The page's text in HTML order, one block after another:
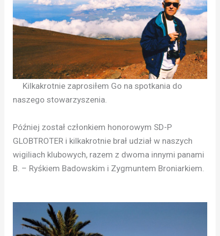
Kilkakrotnie zaprosiłem Go na spotkania do
naszego stowarzyszenia.
Później został członkiem honorowym SD-P
GLOBTROTER i kilkakrotnie brał udział w naszych
wigiliach klubowych, razem z dwoma innymi panami
B. – Ryśkiem Badowskim i Zygmuntem Broniarkiem.